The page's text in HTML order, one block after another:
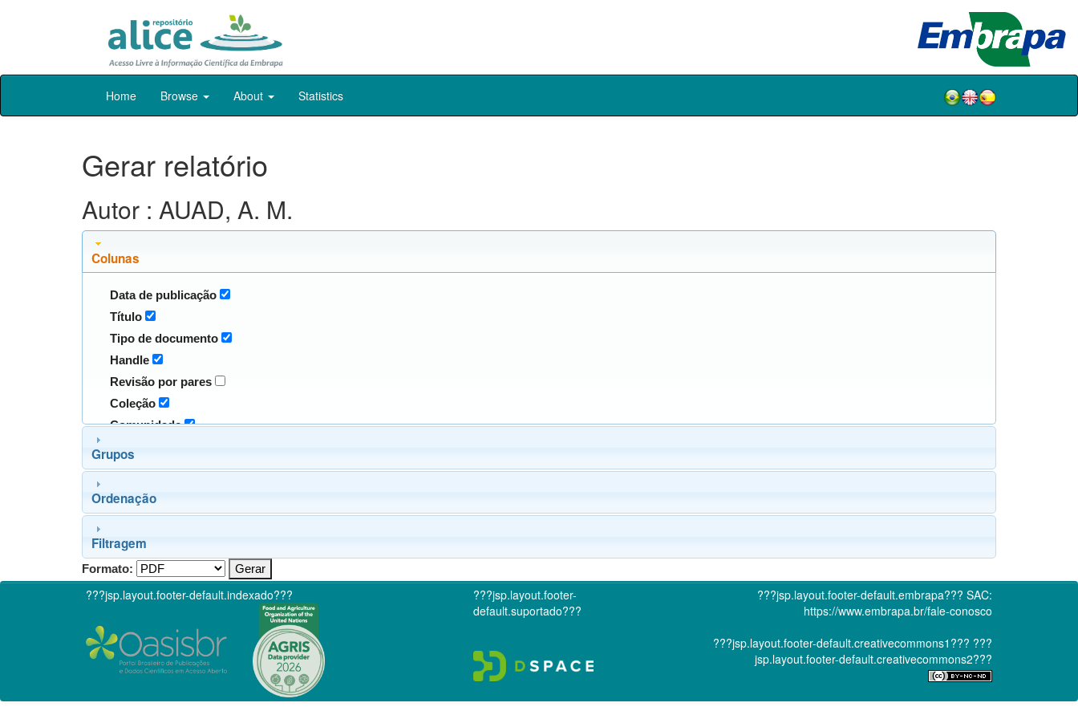
Skip
Home Browse About Statistics
Gerar relatório
Autor : AUAD, A. M.
Colunas
Data de publicação
Título
Tipo de documento
Handle
Revisão por pares
Coleção
Comunidade
Grupos
Ordenação
Filtragem
Formato:
???jsp.layout.footer-default.indexado???
???jsp.layout.footer-
default.suportado???
???jsp.layout.footer-default.embrapa??? SAC:
https://www.embrapa.br/fale-conosco
???jsp.layout.footer-default.creativecommons1??? ???
jsp.layout.footer-default.creativecommons2???